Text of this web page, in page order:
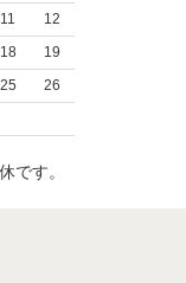
11
12
18
19
25
26
です。